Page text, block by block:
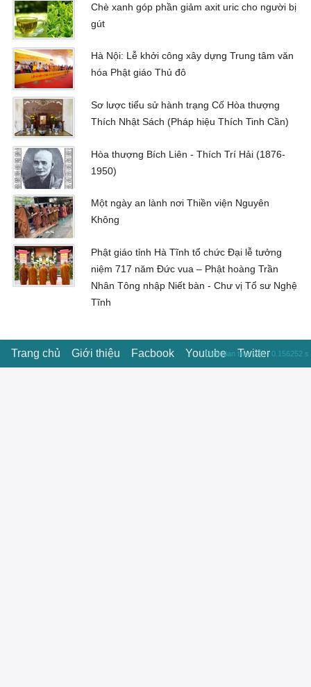
Chè xanh góp phần giảm axit uric cho người bị
gút
Hà Nội: Lễ khởi công xây dựng Trung tâm văn
hóa Phật giáo Thủ đô
Sơ lược tiểu sử hành trạng Cố Hòa thượng
Thích Nhật Sách (Pháp hiệu Thích Tinh Cần)
Hòa thượng Bích Liên - Thích Trí Hải (1876-
1950)
Một ngày an lành nơi Thiền viện Nguyên
Không
Phật giáo tỉnh Hà Tĩnh tổ chức Đại lễ tưởng
niệm 717 năm Đức vua – Phật hoàng Trần
Nhân Tông nhập Niết bàn - Chư vị Tổ sư Nghệ
Tĩnh
Trang chủ Giới thiệu Facbook Youtube Twitter
Thời gian truy vấn : 0.156252 s